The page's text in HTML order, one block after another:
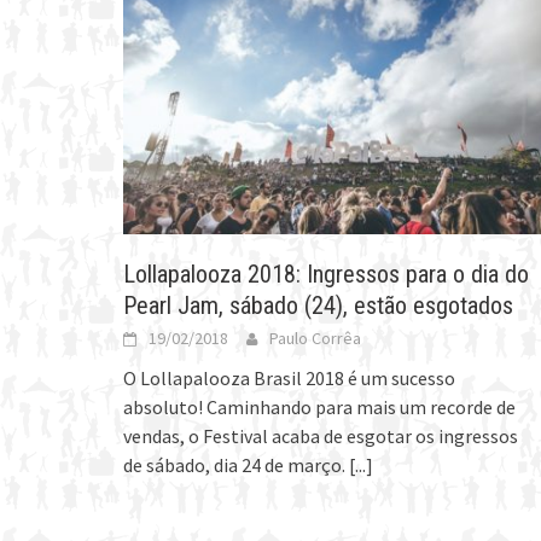
Lollapalooza 2018: Ingressos para o dia do
Pearl Jam, sábado (24), estão esgotados
19/02/2018 Paulo Corrêa
O Lollapalooza Brasil 2018 é um sucesso
absoluto! Caminhando para mais um recorde de
vendas, o Festival acaba de esgotar os ingressos
de sábado, dia 24 de março. [...]